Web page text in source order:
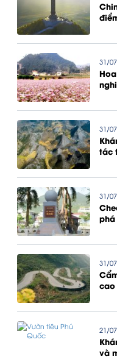
31/
31/
tác
31/
31/
cao
21/
và